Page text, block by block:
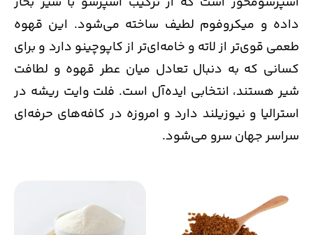
داده و میکروفوم لطیف ساخته می‌شود. این قهوه
طعمی قوی‌تر از لاته و خامه‌ای‌تر از کاپوچینو دارد و برای
کسانی که به دنبال تعادل میان عطر قهوه و لطافت
شیر هستند، انتخابی ایده‌آل است. فلت وایت ریشه در
استرالیا و نیوزیلند دارد و امروزه در کافه‌های حرفه‌ای
سراسر جهان سرو می‌شود.